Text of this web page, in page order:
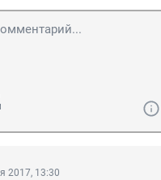
2017, 13:30